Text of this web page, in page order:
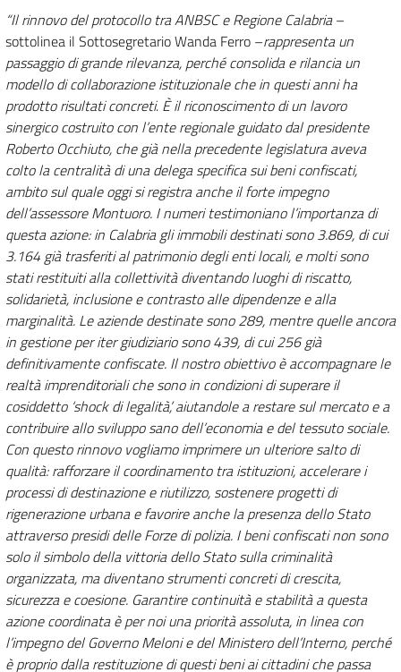
“Il rinnovo del protocollo tra ANBSC e Regione Calabria–
sottolinea il Sottosegretario Wanda Ferro –rappresenta un
passaggio di grande rilevanza, perché consolida e rilancia un
modello di collaborazione istituzionale che in questi anni ha
prodotto risultati concreti. È il riconoscimento di un lavoro
sinergico costruito con l’ente regionale guidato dal presidente
Roberto Occhiuto, che già nella precedente legislatura aveva
colto la centralità di una delega specifica sui beni confiscati,
ambito sul quale oggi si registra anche il forte impegno
dell’assessore Montuoro. I numeri testimoniano l’importanza di
questa azione: in Calabria gli immobili destinati sono 3.869, di cui
3.164 già trasferiti al patrimonio degli enti locali, e molti sono
stati restituiti alla collettività diventando luoghi di riscatto,
solidarietà, inclusione e contrasto alle dipendenze e alla
marginalità. Le aziende destinate sono 289, mentre quelle ancora
in gestione per iter giudiziario sono 439, di cui 256 già
definitivamente confiscate. Il nostro obiettivo è accompagnare le
realtà imprenditoriali che sono in condizioni di superare il
cosiddetto ‘shock di legalità’, aiutandole a restare sul mercato e a
contribuire allo sviluppo sano dell’economia e del tessuto sociale.
Con questo rinnovo vogliamo imprimere un ulteriore salto di
qualità: rafforzare il coordinamento tra istituzioni, accelerare i
processi di destinazione e riutilizzo, sostenere progetti di
rigenerazione urbana e favorire anche la presenza dello Stato
attraverso presidi delle Forze di polizia. I beni confiscati non sono
solo il simbolo della vittoria dello Stato sulla criminalità
organizzata, ma diventano strumenti concreti di crescita,
sicurezza e coesione. Garantire continuità e stabilità a questa
azione coordinata è per noi una priorità assoluta, in linea con
l’impegno del Governo Meloni e del Ministero dell’Interno, perché
è proprio dalla restituzione di questi beni ai cittadini che passa